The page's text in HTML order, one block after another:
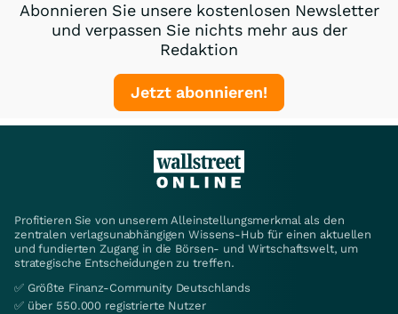
Abonnieren Sie unsere kostenlosen Newsletter
und verpassen Sie nichts mehr aus der
Redaktion
Jetzt abonnieren!
Profitieren Sie von unserem Alleinstellungsmerkmal als den
zentralen verlagsunabhängigen Wissens-Hub für einen aktuellen
und fundierten Zugang in die Börsen- und Wirtschaftswelt, um
strategische Entscheidungen zu treffen.
✅ Größte Finanz-Community Deutschlands
✅ über 550.000 registrierte Nutzer